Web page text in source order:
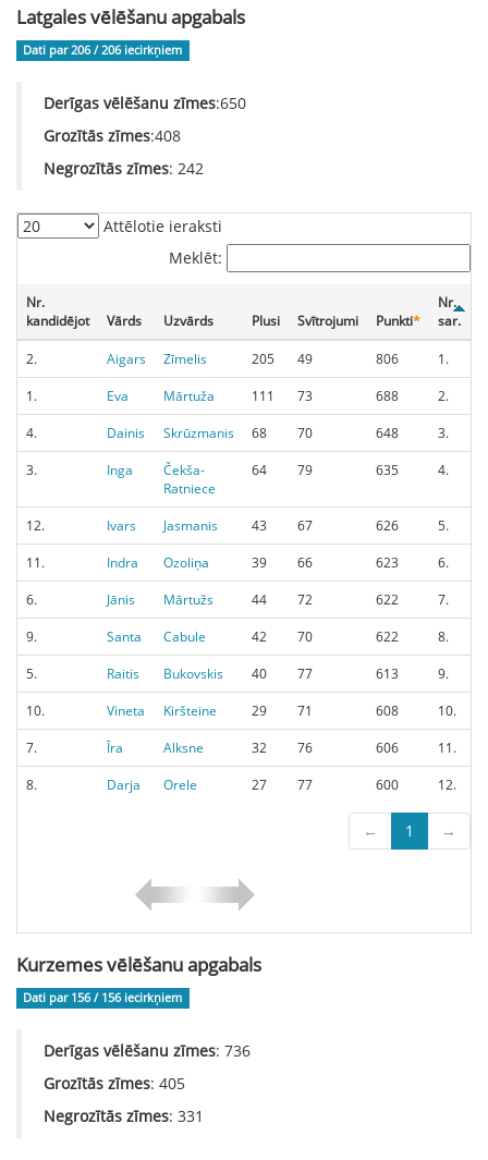
Latgales vēlēšanu apgabals
Dati par 206 / 206 iecirkņiem
Derīgas vēlēšanu zīmes:650
Grozītās zīmes:408
Negrozītās zīmes: 242
Attēlotie ieraksti
Meklēt:
Nr.
kandidējot
Vārds Uzvārds Plusi Svītrojumi Punkti*
Nr.
sar.
2. Aigars Zīmelis 205 49 806
1.
1.
Eva Mārtuža 111 73 688
2.
4.
Dainis Skrūzmanis 68 70 648
3.
3.
Inga
Čekša-
Ratniece
64 79 635 4.
12. Ivars Jasmanis 43 67 626
5.
11.
Indra Ozoliņa 39 66 623
6.
6.
Jānis Mārtužs 44 72 622
7.
9.
Santa Cabule 42 70 622
8.
5.
Raitis Bukovskis 40 77 613
9.
10.
Vineta Kiršteine 29 71 608
10.
7.
Īra Alksne 32 76 606
11.
8.
Darja Orele 27 77 600 12.
← 1 →
Kurzemes vēlēšanu apgabals
Dati par 156 / 156 iecirkņiem
Derīgas vēlēšanu zīmes: 736
Grozītās zīmes: 405
Negrozītās zīmes: 331